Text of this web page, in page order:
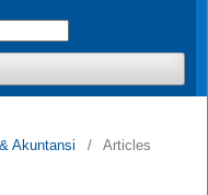
Akuntansi
/ Articles